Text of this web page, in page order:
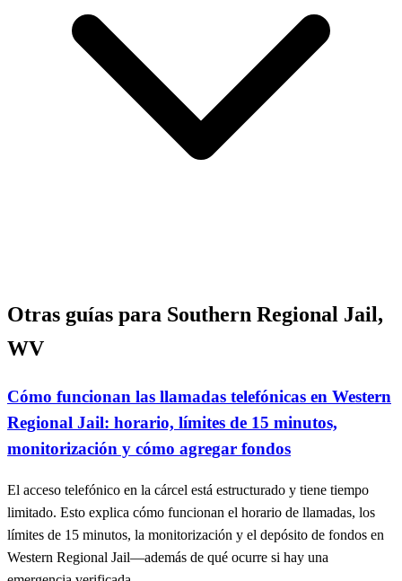
Otras guías para Southern Regional Jail,
WV
Cómo funcionan las llamadas telefónicas en Western
Regional Jail: horario, límites de 15 minutos,
monitorización y cómo agregar fondos
El acceso telefónico en la cárcel está estructurado y tiene tiempo
limitado. Esto explica cómo funcionan el horario de llamadas, los
límites de 15 minutos, la monitorización y el depósito de fondos en
Western Regional Jail—además de qué ocurre si hay una